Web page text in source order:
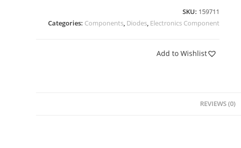
SKU: 159711
Categories: Components, Diodes, Electronics Component
Add to Wishlist
REVIEWS (0)